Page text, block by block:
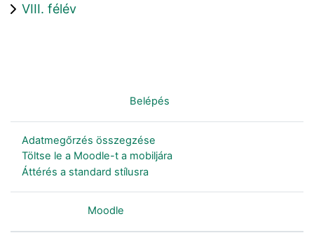
VIII. félév
Belépés
Adatmegőrzés összegzése
Töltse le a Moodle-t a mobiljára
Áttérés a standard stílusra
Moodle